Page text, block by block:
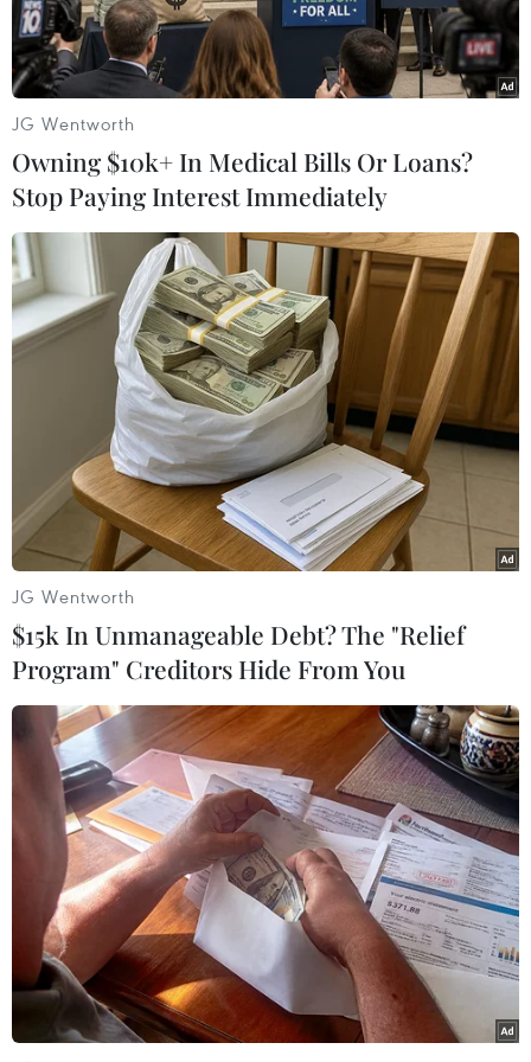
tính năng mới.
Ảnh minh họa. (Nguồn: Minh Sơn/Vietnam+)
Meta vừa công bố mạng xã hội Threads đã đạt
500 triệu người dùng tích cực hàng tháng trên
toàn cầu. Cột mốc này cho thấy nhu cầu ngày
càng lớn của người dùng đối với một không
những cuộc trò chuyện đang diễn ra sôi nổi.
vào ngày 5/7/2023. Mạng xã hội này được kỳ
vọng sẽ cạnh tranh với mạng xã hội X của tỷ
phú Elon Musk.
Được quảng cáo thông qua tài khoản Instagram
của người dùng, Threads đã nhanh chóng được
hơn 100 triệu người đã tải xuống trong vòng
một tuần kể từ khi ra mắt tại 100 quốc gia.
Riêng tại Liên minh châu Âu (EU), nền tảng này
phải đợi đến tháng 12/2023 mới được triển khai
JG Wentworth
Owning $10k+ In Medical Bills Or Loans?
Stop Paying Interest Immediately
JG Wentworth
$15k In Unmanageable Debt? The "Relief
Program" Creditors Hide From You